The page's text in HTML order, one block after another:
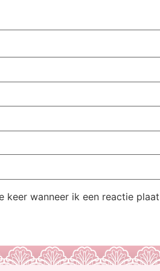
keer wanneer ik een reactie